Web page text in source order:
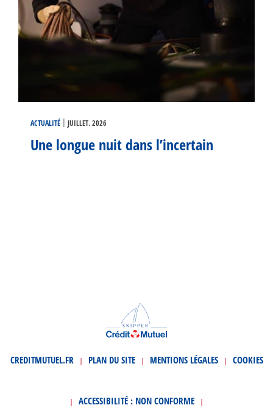
ACTUALITÉ | JUILLET. 2026
Une longue nuit dans l’incertain
CREDITMUTUEL.FR | PLAN DU SITE | MENTIONS LÉGALES | COOKIES
| ACCESSIBILITÉ : NON CONFORME |